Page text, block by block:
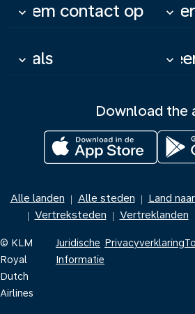
Neem contact op
keyboard_arrow_down keyboard_arrow_down
Deals
keyboard_arrow_down keyboard_arrow_down
Download the
Alle landen | Alle steden | Land
| Vertreksteden | Vertreklanden
© KLM
Royal
Dutch
Airlines
Juridische
Informatie
Privacyverklaring